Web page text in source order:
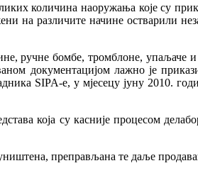
количина наоружања које су
на различите начине остварили
бомбе, тромблоне, упаљаче и
документацијом лажно је
SIPA-е, у мјесецу јуну 2010.
која су касније процесом
преправљана те даље